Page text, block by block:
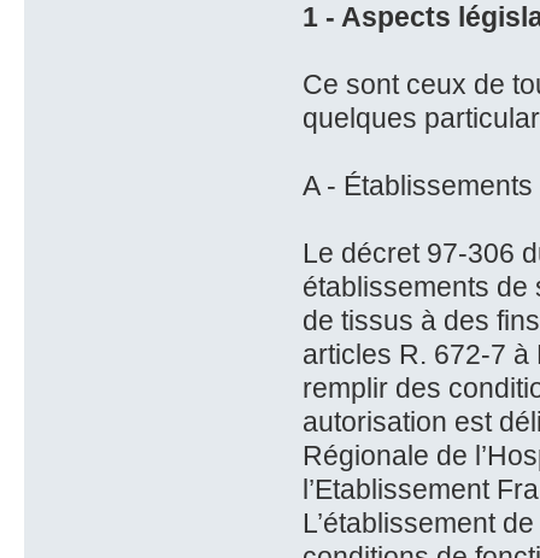
1 - Aspects
Ce sont ceux de
quelques
A -
Le décret 97-306
établissements de
de tissus à des
articles R. 672-7 à
remplir des
autorisation est
Régionale de
l’Etablissement
L’établissement